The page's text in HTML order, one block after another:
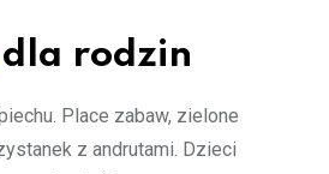
dla rodzin
Place zabaw, zielone
z andrutami. Dzieci